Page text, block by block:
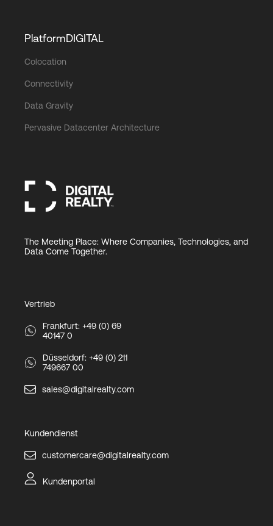
PlatformDIGITAL
Colocation
Connectivity
Data Gravity
Pervasive Datacenter Architecture
The Meeting Place: Where Companies, Technologies, and
Data Come Together.
Vertrieb
Frankfurt: +49 (0) 69
40147 0
Düsseldorf: +49 (0) 211
749667 00
sales@digitalrealty.com
Kundendienst
customercare@digitalrealty.com
Kundenportal